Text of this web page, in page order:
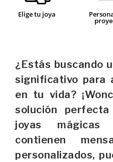
Elige tu joya
¿Estás buscando
significativo para
en tu vida?
solución
joyas mágicas
contienen
personalizados,